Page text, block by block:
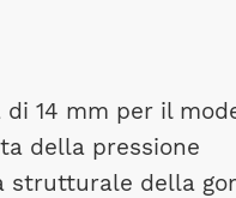
14 mm per il
della pressione
della